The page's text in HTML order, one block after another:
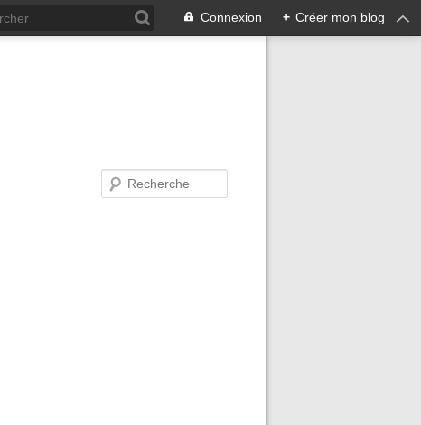
Connexion + Créer mon blog